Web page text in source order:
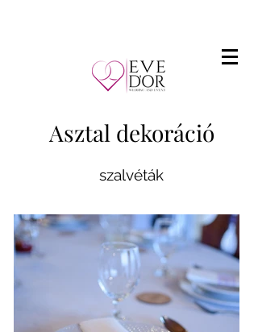
Asztal dekoráció
szalvéták